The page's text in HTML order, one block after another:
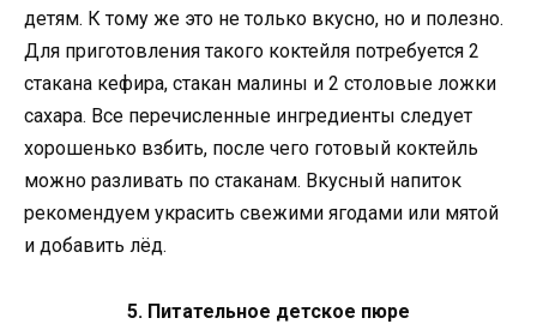
детям. К тому же это не только вкусно, но и полезно.
Для приготовления такого коктейля потребуется 2
стакана кефира, стакан малины и 2 столовые ложки
сахара. Все перечисленные ингредиенты следует
хорошенько взбить, после чего готовый коктейль
можно разливать по стаканам. Вкусный напиток
рекомендуем украсить свежими ягодами или мятой
и добавить лёд.
5. Питательное детское пюре